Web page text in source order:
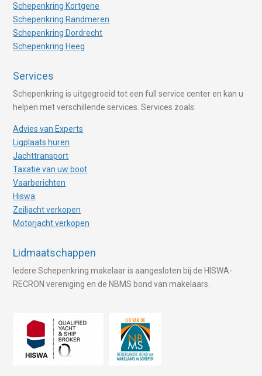
Schepenkring Kortgene
Schepenkring Randmeren
Schepenkring Dordrecht
Schepenkring Heeg
Services
Schepenkring is uitgegroeid tot een full service center en kan u
helpen met verschillende services. Services zoals:
Advies van Experts
Ligplaats huren
Jachttransport
Taxatie van uw boot
Vaarberichten
Hiswa
Zeiljacht verkopen
Motorjacht verkopen
Lidmaatschappen
Iedere Schepenkring makelaar is aangesloten bij de HISWA-
RECRON vereniging en de NBMS bond van makelaars.